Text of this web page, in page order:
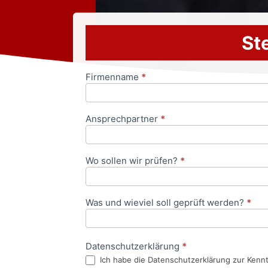
Anfrageformular
Firmenname *
Ansprechpartner *
Wo sollen wir prüfen? *
Was und wieviel soll geprüft werden? *
Datenschutzerklärung *
Ich habe die Datenschutzerklärung zur